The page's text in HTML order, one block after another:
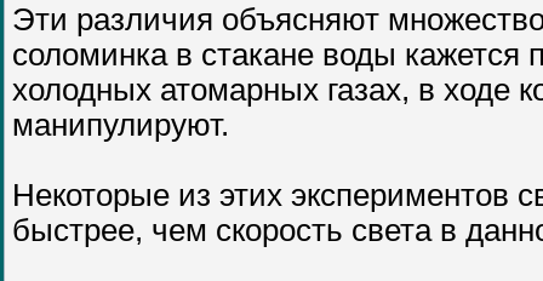
Эти различия объясняют
соломинка в стакане воды кажется
холодных атомарных газах, в ходе
манипулируют.
Некоторые из этих экспериментов
быстрее, чем скорость света в